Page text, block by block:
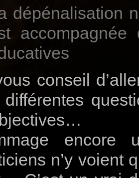
dépénalisation
accompagnée
conseil
différentes
n’y voient